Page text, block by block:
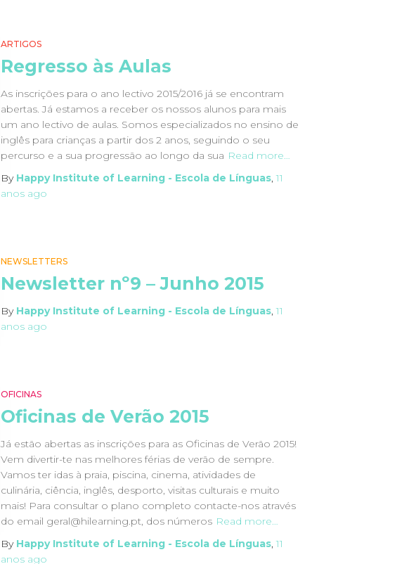
ARTIGOS
Regresso às Aulas
As inscrições para o ano lectivo 2015/2016 já se encontram
abertas. Já estamos a receber os nossos alunos para mais
um ano lectivo de aulas. Somos especializados no ensino de
inglês para crianças a partir dos 2 anos, seguindo o seu
percurso e a sua progressão ao longo da sua Read more…
By Happy Institute of Learning - Escola de Línguas,11
anos ago
NEWSLETTERS
Newsletter nº9 – Junho 2015
By Happy Institute of Learning - Escola de Línguas,11
anos ago
OFICINAS
Oficinas de Verão 2015
Já estão abertas as inscrições para as Oficinas de Verão 2015!
Vem divertir-te nas melhores férias de verão de sempre.
Vamos ter idas à praia, piscina, cinema, atividades de
culinária, ciência, inglês, desporto, visitas culturais e muito
mais! Para consultar o plano completo contacte-nos através
do email geral@hilearning.pt, dos números Read more…
By Happy Institute of Learning - Escola de Línguas,11
anos ago